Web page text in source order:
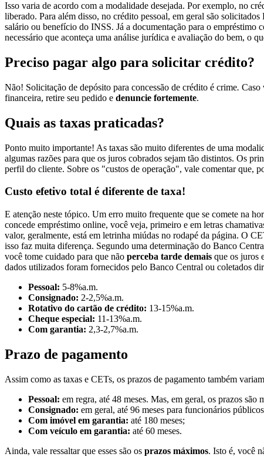
Isso varia de acordo com a modalidade desejada. Por exemplo, no
liberado. Para além disso, no crédito pessoal, em geral são
salário ou benefício do INSS. Já a documentação para o empréstimo
necessário que aconteça uma análise jurídica e avaliação do bem, o
Preciso pagar algo para solicitar crédito?
Não! Solicitação de depósito para concessão de crédito é crime. Caso
financeira, retire seu pedido e denuncie fortemente.
Quais as taxas praticadas?
Ponto muito importante! As taxas são muito diferentes de uma
algumas razões para que os juros cobrados sejam tão distintos. Os
perfil do cliente. Sobre os "custos de operação", vale comentar que,
Custo efetivo total é diferente de taxa!
E atenção neste tópico. Um erro muito frequente que se comete na
concede empréstimo online, você veja, primeiro e em letras
valor, geralmente, está em letrinha miúdas no rodapé da página. O
isso faz muita diferença. Segundo uma determinação do Banco
você tome cuidado para que não perceba tarde demais que os juros
dados utilizados foram fornecidos pelo Banco Central ou coletados
Pessoal: 5-8%a.m.
Consignado: 2-2,5%a.m.
Rotativo do cartão de crédito: 13-15%a.m.
Cheque especial: 11-13%a.m.
Com garantia: 2,3-2,7%a.m.
Prazo de pagamento
Assim como as taxas e CETs, os prazos de pagamento também
Pessoal: em regra, até 48 meses. Mas, em geral, os prazos são
Consignado: em geral, até 96 meses para funcionários
Com imóvel em garantia: até 180 meses;
Com veículo em garantia: até 60 meses.
Ainda, vale ressaltar que esses são os prazos máximos. Isto é, você